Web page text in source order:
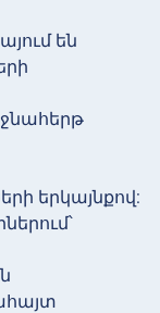
են
երկայնքով: